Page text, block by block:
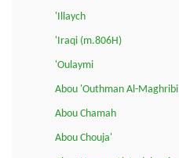
'Illaych
'Iraqi (m.806H)
'Oulaymi
Abou 'Outhman Al-Maghribi
Abou Chamah
Abou Chouja'